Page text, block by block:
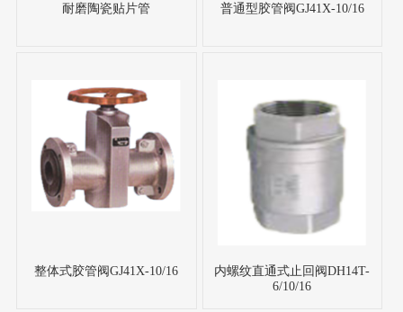
耐磨陶瓷贴片管 普通型胶管阀GJ41X-10/16
整体式胶管阀GJ41X-10/16
内螺纹直通式止回阀DH14T-
6/10/16